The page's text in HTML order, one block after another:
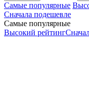
Самые популярные
Сначала подешевле
Самые популярные
Высокий рейтинг